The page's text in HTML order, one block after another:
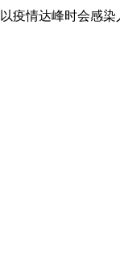
疫情达峰时会感